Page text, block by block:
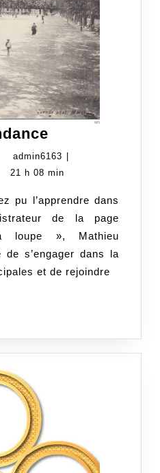
indépendance
admin6163 admin6163
21 h 08 min
pu l’apprendre dans
de la page
», Mathieu
de s’engager dans la
et de rejoindre